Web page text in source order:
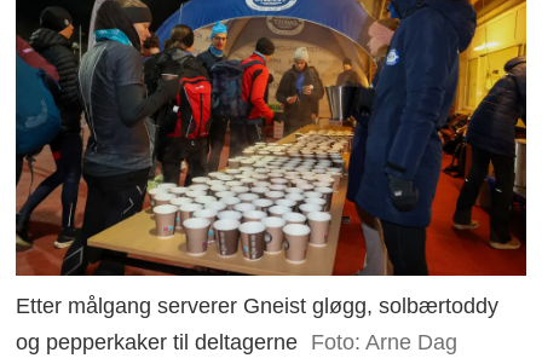
Etter målgang serverer Gneist gløgg, solbærtoddy
og pepperkaker til deltagerne Foto: Arne Dag